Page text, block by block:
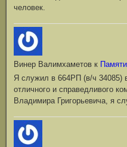
человек.
Винер Валимхаметов к
Я служил в 664РП (в/ч 34085)
отличного и справедливого
Владимира Григорьевича, я